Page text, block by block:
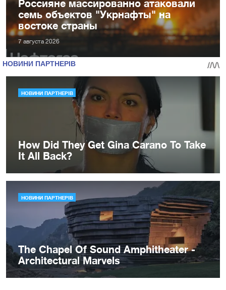
Россияне массированно атаковали
семь объектов "Укрнафты" на
востоке страны
7 августа 2026